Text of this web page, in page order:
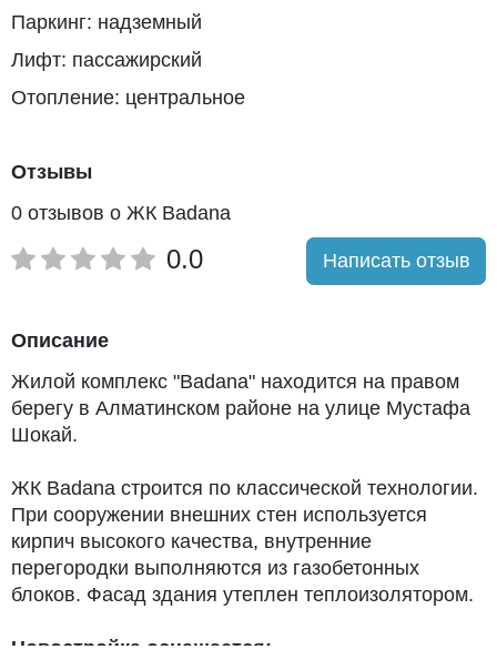
Паркинг: надземный
Лифт: пассажирский
Отопление: центральное
Отзывы
0 отзывов о ЖК Badana
0.0 Написать отзыв
Описание
Жилой комплекс "Badana" находится на правом
берегу в Алматинском районе на улице Мустафа
Шокай.
ЖК Badana строится по классической технологии.
При сооружении внешних стен используется
кирпич высокого качества, внутренние
перегородки выполняются из газобетонных
блоков. Фасад здания утеплен теплоизолятором.
Новостройка оснащается: